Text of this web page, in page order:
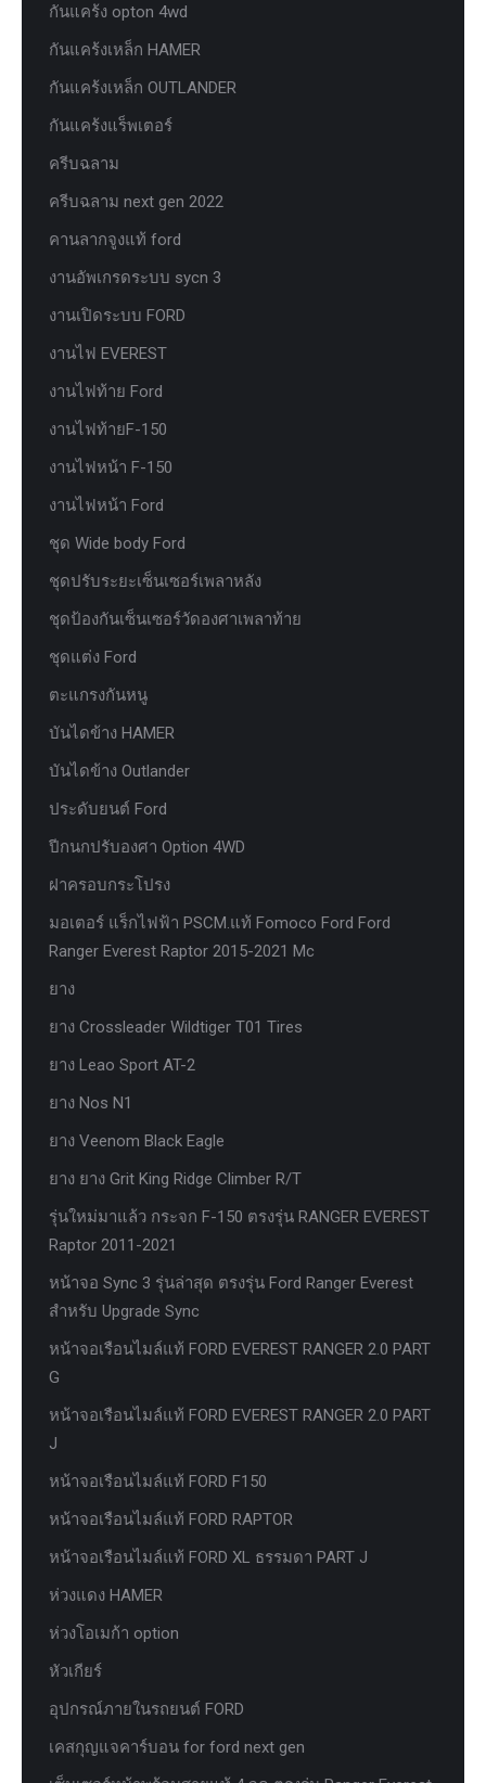
กันแคร้ง opton 4wd
กันแคร้งเหล็ก HAMER
กันแคร้งเหล็ก OUTLANDER
กันแคร้งแร็พเตอร์
ครีบฉลาม
ครีบฉลาม next gen 2022
คานลากจูงแท้ ford
งานอัพเกรดระบบ sycn 3
งานเปิดระบบ FORD
งานไฟ EVEREST
งานไฟท้าย Ford
งานไฟท้ายF-150
งานไฟหน้า F-150
งานไฟหน้า Ford
ชุด Wide body Ford
ชุดปรับระยะเซ็นเซอร์เพลาหลัง
ชุดป้องกันเซ็นเซอร์วัดองศาเพลาท้าย
ชุดแต่ง Ford
ตะแกรงกันหนู
บันไดข้าง HAMER
บันไดข้าง Outlander
ประดับยนต์ Ford
ปีกนกปรับองศา Option 4WD
ฝาครอบกระโปรง
มอเตอร์ แร็กไฟฟ้า PSCM.แท้ Fomoco Ford Ford
Ranger Everest Raptor 2015-2021 Mc
ยาง
ยาง Crossleader Wildtiger T01 Tires
ยาง Leao Sport AT-2
ยาง Nos N1
ยาง Veenom Black Eagle
ยาง ยาง Grit King Ridge Climber R/T
รุ่นใหม่มาแล้ว กระจก F-150 ตรงรุ่น RANGER EVEREST
Raptor 2011-2021
หน้าจอ Sync 3 รุ่นล่าสุด ตรงรุ่น Ford Ranger Everest
สำหรับ Upgrade Sync
หน้าจอเรือนไมล์แท้ FORD EVEREST RANGER 2.0 PART
G
หน้าจอเรือนไมล์แท้ FORD EVEREST RANGER 2.0 PART
J
หน้าจอเรือนไมล์แท้ FORD F150
หน้าจอเรือนไมล์แท้ FORD RAPTOR
หน้าจอเรือนไมล์แท้ FORD XL ธรรมดา PART J
ห่วงแดง HAMER
ห่วงโอเมก้า option
หัวเกียร์
อุปกรณ์ภายในรถยนต์ FORD
เคสกุญแจคาร์บอน for ford next gen